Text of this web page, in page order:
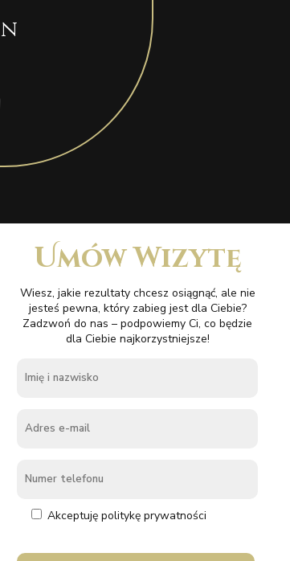
Umów Wizytę
Wiesz, jakie rezultaty chcesz osiągnąć, ale nie
jesteś pewna, który zabieg jest dla Ciebie?
Zadzwoń do nas – podpowiemy Ci, co będzie
dla Ciebie najkorzystniejsze!
Akceptuję politykę prywatności